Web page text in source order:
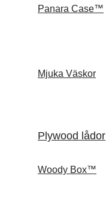
Panara Case™
Mjuka Väskor
Plywood lådor
Woody Box™